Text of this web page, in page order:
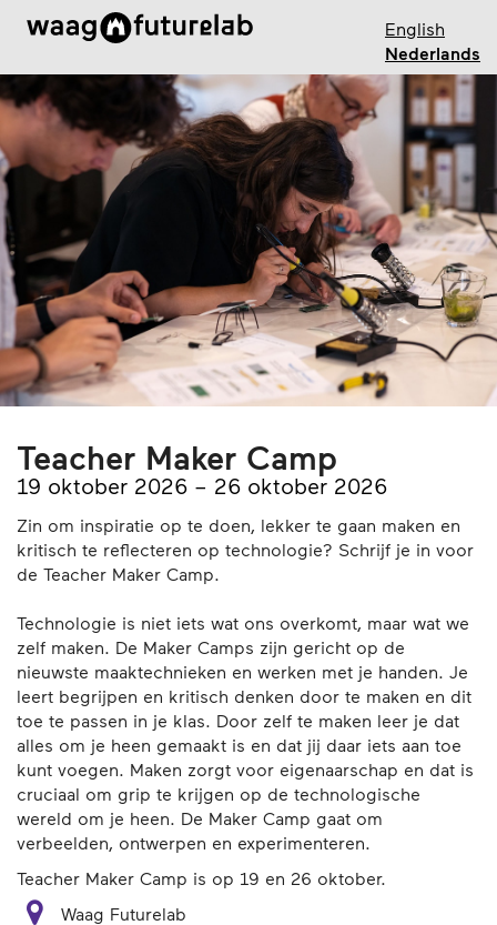
Overslaan
hoofd-
inhoud
English
Nederlands
Teacher Maker Camp
19 oktober 2026 – tot
26 oktober 2026
Zin om inspiratie op te doen, lekker te gaan maken en
kritisch te reflecteren op technologie? Schrijf je in voor
de Teacher Maker Camp.
Technologie is niet iets wat ons overkomt, maar wat we
zelf maken. De Maker Camps zijn gericht op de
nieuwste maaktechnieken en werken met je handen. Je
leert begrijpen en kritisch denken door te maken en dit
toe te passen in je klas. Door zelf te maken leer je dat
alles om je heen gemaakt is en dat jij daar iets aan toe
kunt voegen. Maken zorgt voor eigenaarschap en dat is
cruciaal om grip te krijgen op de technologische
wereld om je heen. De Maker Camp gaat om
verbeelden, ontwerpen en experimenteren.
Teacher Maker Camp is op 19 en 26 oktober.
Waag Futurelab